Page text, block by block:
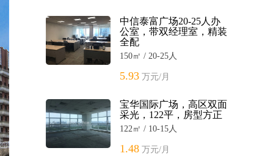
中信泰富广场20-25人办
公室，带双经理室，精装
全配
150㎡ / 20-25人
5.93 万元/月
宝华国际广场，高区双面
采光，122平，房型方正
122㎡ / 10-15人
1.48 万元/月